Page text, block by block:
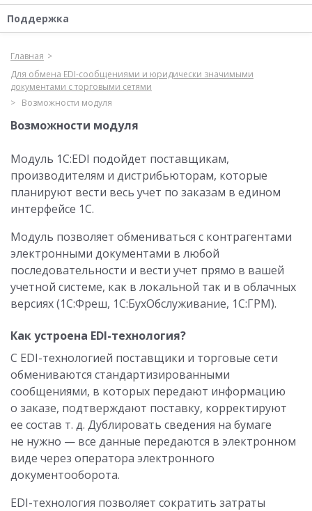
Поддержка
Главная
Для обмена EDI-сообщениями и юридически значимыми
документами с торговыми сетями
Возможности модуля
Возможности модуля
Модуль 1C:EDI подойдет поставщикам,
производителям и дистрибьюторам, которые
планируют вести весь учет по заказам в едином
интерфейсе 1С.
Модуль позволяет обмениваться с контрагентами
электронными документами в любой
последовательности и вести учет прямо в вашей
учетной системе, как в локальной так и в облачных
версиях (1С:Фреш, 1С:БухОбслуживание, 1С:ГРМ).
Как устроена EDI-технология?
С EDI-технологией поставщики и торговые сети
обмениваются стандартизированными
сообщениями, в которых передают информацию
о заказе, подтверждают поставку, корректируют
ее состав т. д. Дублировать сведения на бумаге
не нужно — все данные передаются в электронном
виде через оператора электронного
документооборота.
EDI-технология позволяет сократить затраты